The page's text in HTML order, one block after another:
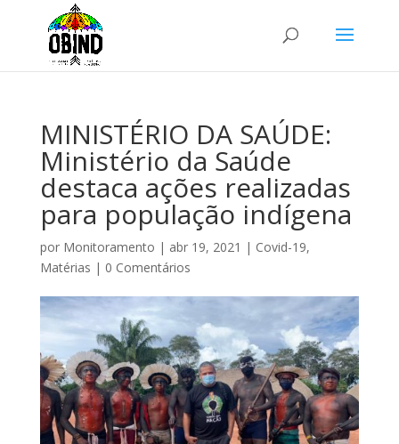
MINISTÉRIO DA SAÚDE:
Ministério da Saúde
destaca ações realizadas
para população indígena
por Monitoramento | abr 19, 2021 | Covid-19,
Matérias | 0 Comentários